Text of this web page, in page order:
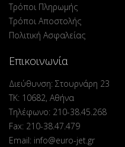
Τρόποι Πληρωμής
Τρόποι Αποστολής
Πολιτική Ασφαλείας
Επικοινωνία
Διεύθυνση: Στουρνάρη 23
ΤΚ: 10682, Αθήνα
Τηλέφωνο: 210-38.45.268
Fax: 210-38.47.479
Email: info@euro-jet.gr